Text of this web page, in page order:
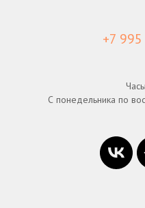
+7
С понедельника по